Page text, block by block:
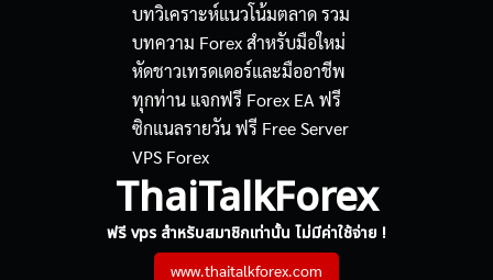
ThaiTalkForex
ฟรี vps สำหรับสมาชิกเท่านั้น ไม่มีค่าใช้จ่าย !
www.thaitalkforex.com